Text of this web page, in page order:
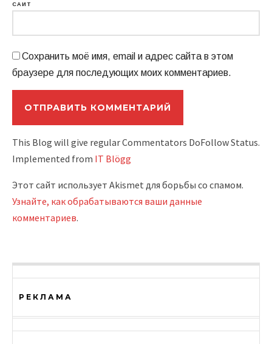
САЙТ
Сохранить моё имя, email и адрес сайта в этом
браузере для последующих моих комментариев.
This Blog will give regular Commentators DoFollow Status.
Implemented from IT Blögg
Этот сайт использует Akismet для борьбы со спамом.
Узнайте, как обрабатываются ваши данные
комментариев.
РЕКЛАМА